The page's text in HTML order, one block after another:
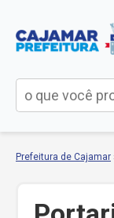
Prefeitura de Cajamar